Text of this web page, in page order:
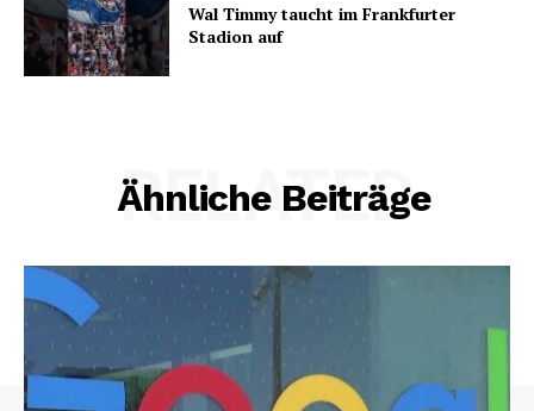
Wal Timmy taucht im Frankfurter
Stadion auf
Ähnliche Beiträge
RELATED